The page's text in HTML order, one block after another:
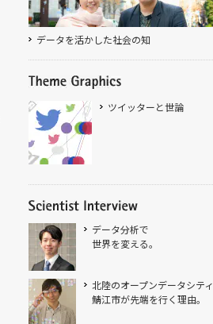
データを活かした社会の知
ツイッターと世論
データ分析で
世界を変える。
北陸のオープンデータシティ
鯖江市が先端を行く理由。